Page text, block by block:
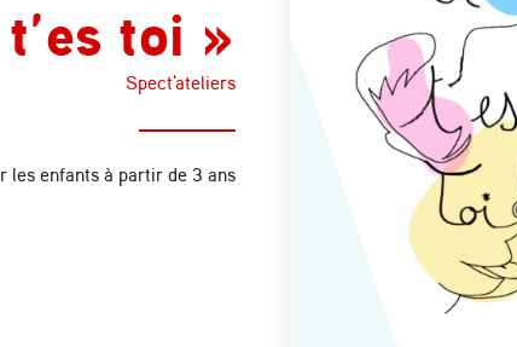
toi »
Spect'ateliers
les enfants à partir de 3 ans